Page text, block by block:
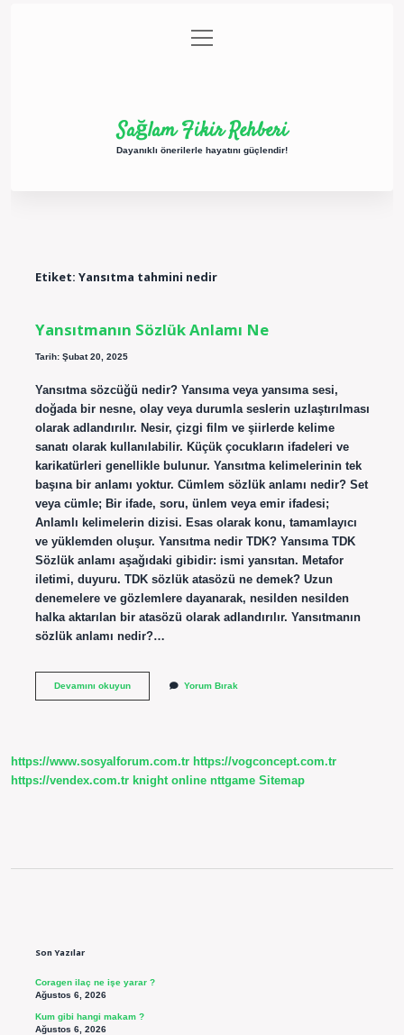
Gizlilik Politikası
menüyü
aç
Sağlam Fikir Rehberi
Dayanıklı önerilerle hayatını güçlendir!
Etiket: Yansıtma tahmini nedir
Yansıtmanın Sözlük Anlamı Ne
Tarih: Şubat 20, 2025
Yansıtma sözcüğü nedir? Yansıma veya yansıma sesi,
doğada bir nesne, olay veya durumla seslerin uzlaştırılması
olarak adlandırılır. Nesir, çizgi film ve şiirlerde kelime
sanatı olarak kullanılabilir. Küçük çocukların ifadeleri ve
karikatürleri genellikle bulunur. Yansıtma kelimelerinin tek
başına bir anlamı yoktur. Cümlem sözlük anlamı nedir? Set
veya cümle; Bir ifade, soru, ünlem veya emir ifadesi;
Anlamlı kelimelerin dizisi. Esas olarak konu, tamamlayıcı
ve yüklemden oluşur. Yansıtma nedir TDK? Yansıma TDK
Sözlük anlamı aşağıdaki gibidir: ismi yansıtan. Metafor
iletimi, duyuru. TDK sözlük atasözü ne demek? Uzun
denemelere ve gözlemlere dayanarak, nesilden nesilden
halka aktarılan bir atasözü olarak adlandırılır. Yansıtmanın
sözlük anlamı nedir?…
Devamını okuyunYansıtmanın Yorum Bırak
https://www.sosyalforum.com.tr https://vogconcept.com.tr
https://vendex.com.tr knight online nttgame Sitemap
Son Yazılar
Coragen ilaç ne işe yarar ?
Ağustos 6, 2026
Kum gibi hangi makam ?
Ağustos 6, 2026